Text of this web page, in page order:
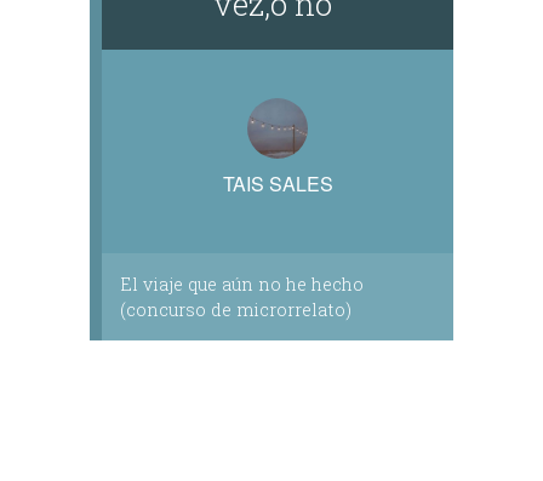
TAIS SALES
El viaje que aún no he hecho
(concurso de microrrelato)